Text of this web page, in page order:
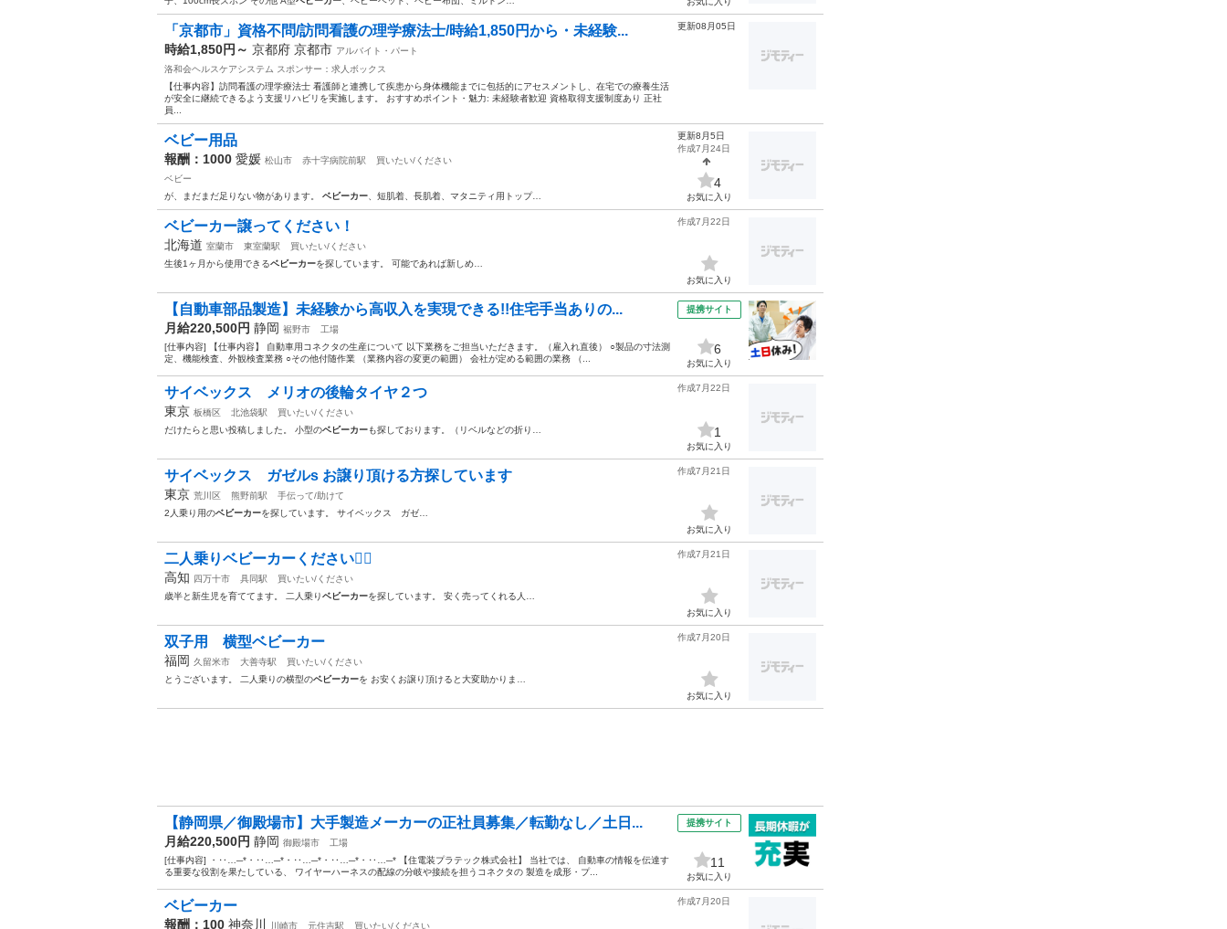
「京都市」資格不問/訪問看護の理学療法士/時給1,850円から・未経験...
時給1,850円～ 京都府 京都市 アルバイト・パート
洛和会ヘルスケアシステム スポンサー：求人ボックス
【仕事内容】訪問看護の理学療法士 看護師と連携して疾患から身体機能までに包括的にアセスメントし、在宅での療養生活
が安全に継続できるよう支援リハビリを実施します。 おすすめポイント・魅力: 未経験者歓迎 資格取得支援制度あり 正社
員...
更新08月05日
ベビー用品
報酬：1000 愛媛 松山市 赤十字病院前駅
買いたい/ください
ベビー
が、まだまだ足りない物があります。 ベビーカー 、短肌着、長肌着、マタニティ用トップ…
更新8月5日
作成7月24日
4
お気に入り
ベビーカー譲ってください！
北海道 室蘭市 東室蘭駅
買いたい/ください
生後1ヶ月から使用できるベビーカーを探しています。 可能であれば新しめ…
作成7月22日
お気に入り
【自動車部品製造】未経験から高収入を実現できる!!住宅手当ありの...
月給220,500円 静岡 裾野市
工場
[仕事内容] 【仕事内容】 自動車用コネクタの生産について 以下業務をご担当いただきます。（雇入れ直後） ○製品の寸法測
定、機能検査、外観検査業務 ○その他付随作業 （業務内容の変更の範囲） 会社が定める範囲の業務 （...
提携サイト
6
お気に入り
サイベックス メリオの後輪タイヤ２つ
東京 板橋区 北池袋駅
買いたい/ください
だけたらと思い投稿しました。 小型のベビーカーも探しております。（リベルなどの折り…
作成7月22日
1
お気に入り
サイベックス ガゼルs お譲り頂ける方探しています
東京 荒川区 熊野前駅
手伝って/助けて
2人乗り用のベビーカーを探しています。 サイベックス ガゼ…
作成7月21日
お気に入り
二人乗りベビーカーください🙇‍♀️
高知 四万十市 具同駅
買いたい/ください
歳半と新生児を育ててます。 二人乗りベビーカーを探しています。 安く売ってくれる人…
作成7月21日
お気に入り
双子用 横型ベビーカー
福岡 久留米市 大善寺駅
買いたい/ください
とうございます。 二人乗りの横型のベビーカーを お安くお譲り頂けると大変助かりま…
作成7月20日
お気に入り
【静岡県／御殿場市】大手製造メーカーの正社員募集／転勤なし／土日...
月給220,500円 静岡 御殿場市
工場
[仕事内容] ・‥…─*・‥…─*・‥…─*・‥…─*・‥…─* 【住電装プラテック株式会社】 当社では、 自動車の情報を伝達す
る重要な役割を果たしている、 ワイヤーハーネスの配線の分岐や接続を担うコネクタの 製造を成形・プ...
提携サイト
11
お気に入り
ベビーカー
報酬：100 神奈川 川崎市 元住吉駅 買いたい/ください
作成7月20日